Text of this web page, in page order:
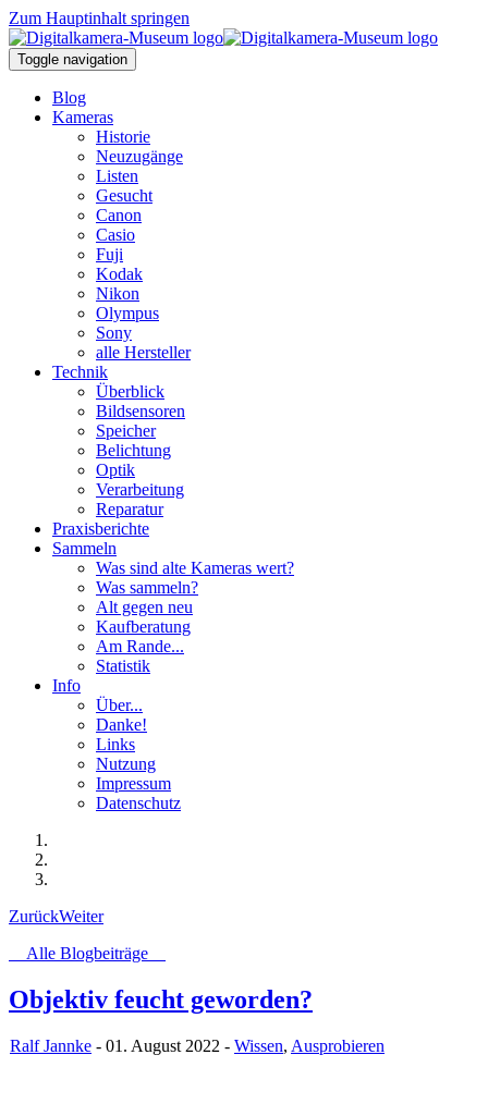
Zum Hauptinhalt springen
Toggle navigation
Blog
Kameras
Historie
Neuzugänge
Listen
Gesucht
Canon
Casio
Fuji
Kodak
Nikon
Olympus
Sony
alle Hersteller
Technik
Überblick
Bildsensoren
Speicher
Belichtung
Optik
Verarbeitung
Reparatur
Praxisberichte
Sammeln
Was sind alte Kameras wert?
Was sammeln?
Alt gegen neu
Kaufberatung
Am Rande...
Statistik
Info
Über...
Danke!
Links
Nutzung
Impressum
Datenschutz
ZurückWeiter
Alle Blogbeiträge
Objektiv feucht geworden?
Ralf Jannke - 01. August 2022 - Wissen, Ausprobieren